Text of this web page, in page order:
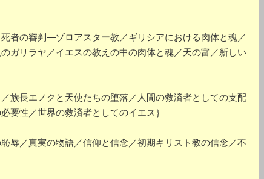
者の審判―ゾロアスター教／ギリシアにおける肉体と魂／
ガリラヤ／イエスの教えの中の肉体と魂／天の富／新しい
族長エノクと天使たちの堕落／人間の救済者としての支配
要性／世界の救済者としてのイエス｝
辱／真実の物語／信仰と信念／初期キリスト教の信念／不